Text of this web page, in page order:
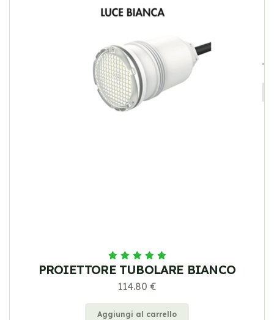
PROIETTORE TUBOLARE BIANCO
114.80 €
Aggiungi al carrello